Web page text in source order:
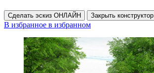
Сделать эскиз ОНЛАЙН Закрыть конструктор
В избранное в избранном